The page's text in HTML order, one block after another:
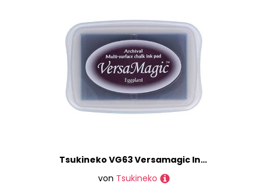
Tsukineko VG63 Versamagic Ink Pads Kreide-Stempelkissen, Aubergine, Synthetic Material, lila, 9.9 x 6.6 x 1.8 cm
von Tsukineko